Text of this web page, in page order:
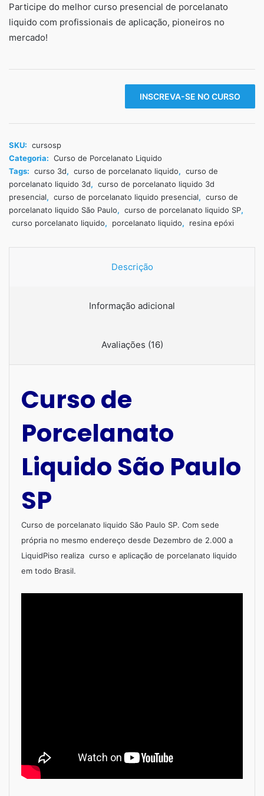
5, com
em
Participe do melhor curso presencial de porcelanato
liquido com profissionais de aplicação, pioneiros no
mercado!
INSCREVA-SE NO CURSO
SKU: cursosp
Categoria: Curso de Porcelanato Liquido
Tags: curso 3d, curso de porcelanato liquido, curso de
porcelanato liquido 3d, curso de porcelanato liquido 3d
presencial, curso de porcelanato liquido presencial, curso de
porcelanato liquido São Paulo, curso de porcelanato liquido SP,
curso porcelanato liquido, porcelanato liquido, resina epóxi
Descrição
Informação adicional
Avaliações (16)
Curso de
Porcelanato
Liquido São Paulo
SP
Curso de porcelanato liquido São Paulo SP. Com sede
própria no mesmo endereço desde Dezembro de 2.000 a
LiquidPiso realiza curso e aplicação de porcelanato liquido
em todo Brasil.